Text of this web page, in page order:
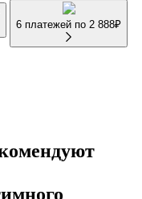
6 платежей по 2 888₽